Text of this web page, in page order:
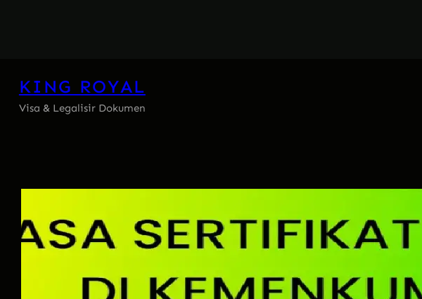
KING ROYAL
Visa & Legalisir Dokumen